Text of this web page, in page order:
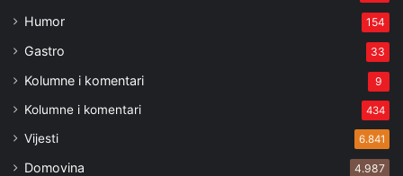
Humor 154
Gastro 33
Kolumne i komentari 9
Kolumne i komentari 434
Vijesti 6.841
Domovina 4.987